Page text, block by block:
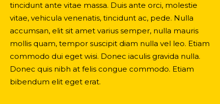
tincidunt ante vitae massa. Duis ante orci, molestie
vitae, vehicula venenatis, tincidunt ac, pede. Nulla
accumsan, elit sit amet varius semper, nulla mauris
mollis quam, tempor suscipit diam nulla vel leo. Etiam
commodo dui eget wisi. Donec iaculis gravida nulla.
Donec quis nibh at felis congue commodo. Etiam
bibendum elit eget erat.